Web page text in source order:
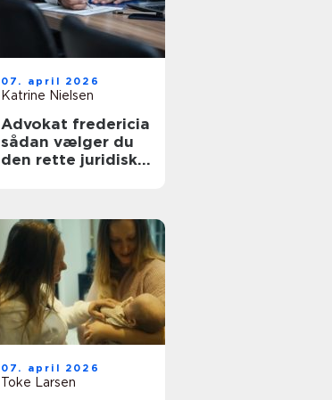
07. april 2026
Katrine Nielsen
Advokat fredericia
sådan vælger du
den rette juridiske
07. april 2026
Toke Larsen